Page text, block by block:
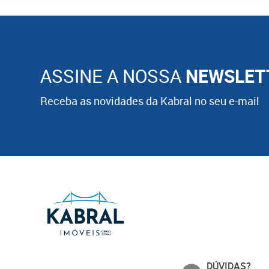
ASSINE A NOSSA
Receba as novidades da Kabral no seu e-mail
DÚVIDAS?